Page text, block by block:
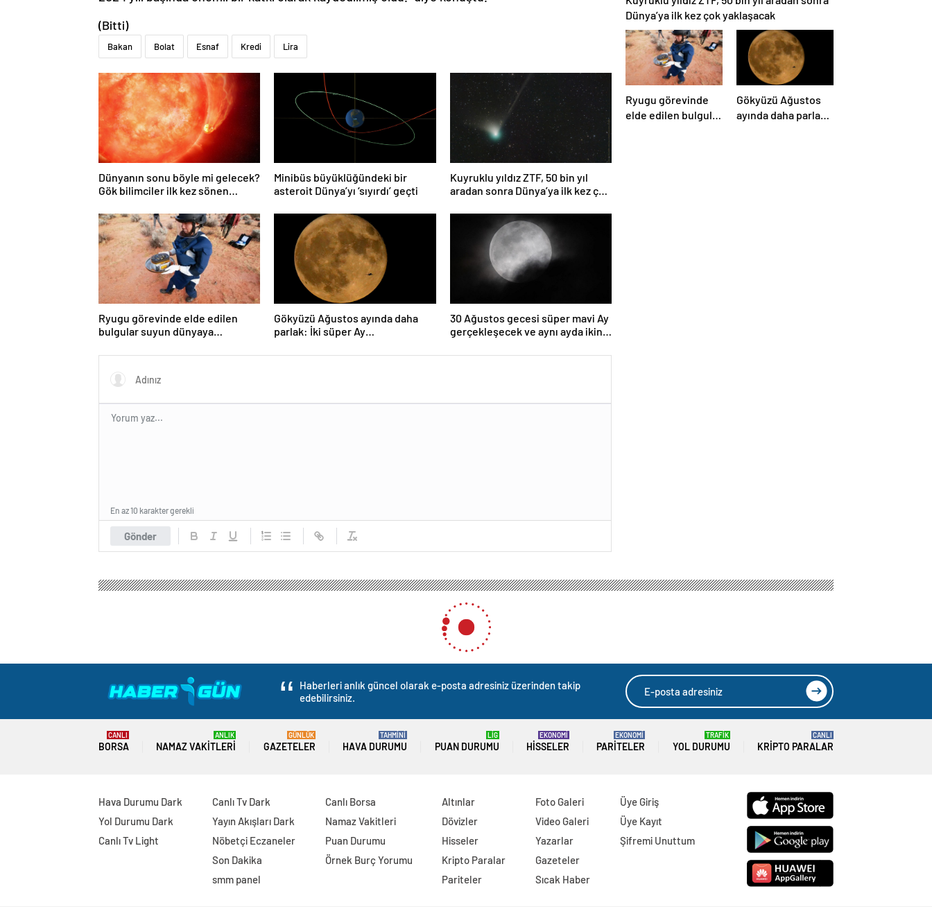
(Bitti)
Bakan Bolat Esnaf Kredi Lira
Dünyanın sonu böyle mi gelecek?
Gök bilimciler ilk kez sönen
oldu
Minibüs büyüklüğündeki bir
asteroit Dünya’yı ‘sıyırdı’ geçti
Kuyruklu yıldız ZTF, 50 bin yıl
aradan sonra Dünya’ya ilk kez çok
Ryugu görevinde elde edilen
bulgular suyun dünyaya
olabileceğini gösteriyor
Gökyüzü Ağustos ayında daha
parlak: İki süper Ay
30 Ağustos gecesi süper mavi Ay
gerçekleşecek ve aynı ayda ikinci
Gönder
En az 10 karakter gerekli
Dünya’ya ilk kez çok yaklaşacak
Ryugu görevinde
elde edilen bulgular
Gökyüzü Ağustos
ayında daha parlak:
İzmir Büyükşehir Belediye Başkanı Tunç Soyer, Yönetim Kadrolarıyla Bir Araya Geldi
İzmir Büyükşehir Belediye Başkanı Tunç Soyer, Yönetim
Kadrolarıyla Bir Araya Geldi
GÖNDER
HABERLERİ